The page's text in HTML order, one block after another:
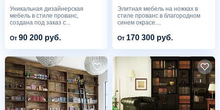
Уникальная дизайнерская
мебель в стиле прованс,
создана под заказ с...
От 90 200 руб.
Элитная мебель на ножках в
стиле прованс в благородном
синем окрасе....
От 170 300 руб.